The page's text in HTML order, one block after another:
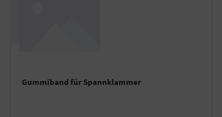
Gummiband für Spannklammer